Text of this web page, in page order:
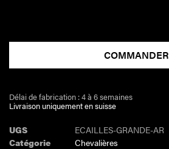
COMMANDER
Délai de fabrication : 4 à 6 semaines
Livraison uniquement en suisse
UGS
ECAILLES-GRANDE-AR
Catégorie
Chevalières